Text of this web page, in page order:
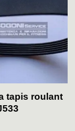
tapis roulant